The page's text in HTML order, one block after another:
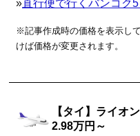
»直行便で行くバンコク
※記事作成時の価格を表示し
けば価格が変更されます。
【タイ】ライオ
2.98万円～